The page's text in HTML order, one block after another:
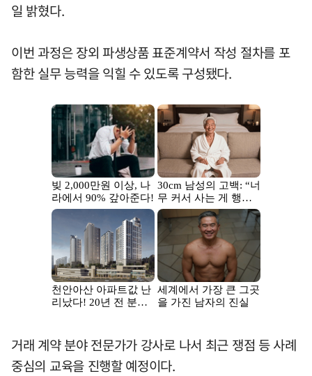
일 밝혔다.
이번 과정은 장외 파생상품 표준계약서 작성 절차를 포
함한 실무 능력을 익힐 수 있도록 구성됐다.
거래 계약 분야 전문가가 강사로 나서 최근 쟁점 등 사례
중심의 교육을 진행할 예정이다.